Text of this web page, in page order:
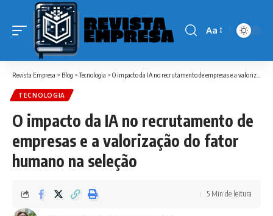
Font
Aa
Revista Empresa > Blog >Tecnologia > O impacto da IA no recrutamento de empresas e a valorização do fator humano na seleção
TECNOLOGIA
O impacto da IA no recrutamento de
empresas e a valorização do fator
humano na seleção
5 Min de leitura